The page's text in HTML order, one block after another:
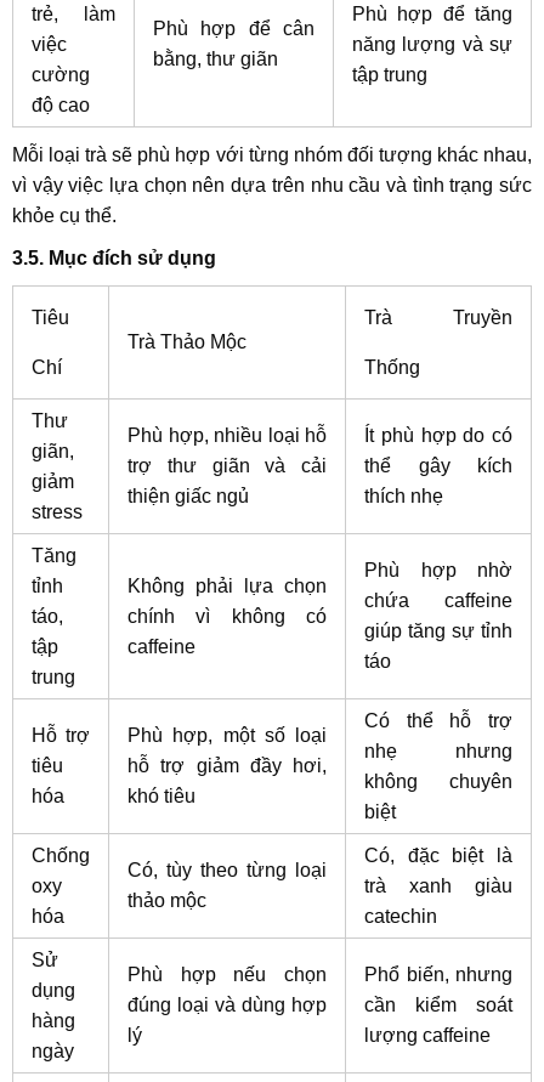
trẻ, làm
việc
cường
độ cao
Phù hợp để cân
bằng, thư giãn
Phù hợp để tăng
năng lượng và sự
tập trung
Mỗi loại trà sẽ phù hợp với từng nhóm đối tượng khác nhau,
vì vậy việc lựa chọn nên dựa trên nhu cầu và tình trạng sức
khỏe cụ thể.
3.5. Mục đích sử dụng
Tiêu
Chí
Trà Thảo Mộc
Trà Truyền
Thống
Thư
giãn,
giảm
stress
Phù hợp, nhiều loại hỗ
trợ thư giãn và cải
thiện giấc ngủ
Ít phù hợp do có
thể gây kích
thích nhẹ
Tăng
tỉnh
táo,
tập
trung
Không phải lựa chọn
chính vì không có
caffeine
Phù hợp nhờ
chứa caffeine
giúp tăng sự tỉnh
táo
Hỗ trợ
tiêu
hóa
Phù hợp, một số loại
hỗ trợ giảm đầy hơi,
khó tiêu
Có thể hỗ trợ
nhẹ nhưng
không chuyên
biệt
Chống
oxy
hóa
Có, tùy theo từng loại
thảo mộc
Có, đặc biệt là
trà xanh giàu
catechin
Sử
dụng
hàng
ngày
Phù hợp nếu chọn
đúng loại và dùng hợp
lý
Phổ biến, nhưng
cần kiểm soát
lượng caffeine